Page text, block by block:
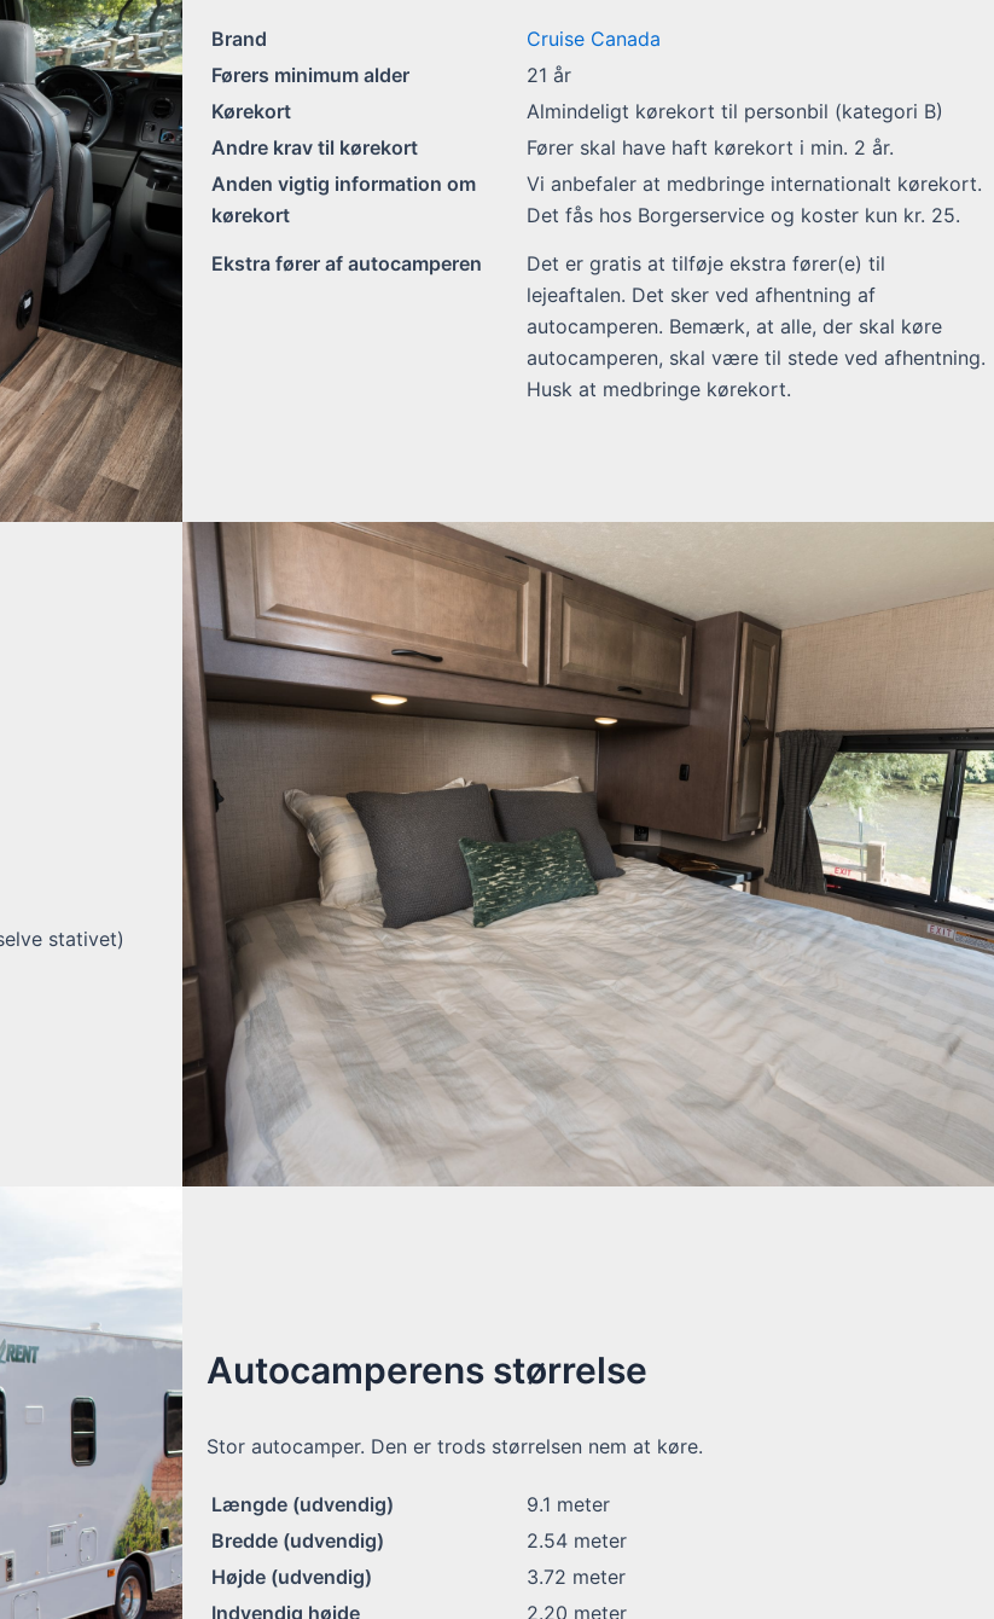
Brand
Cruise Canada
Førers minimum alder
21 år
Kørekort
Almindeligt kørekort til personbil (kategori B)
Andre krav til kørekort
Fører skal have haft kørekort i min. 2 år.
Anden vigtig information om
kørekort
Vi anbefaler at medbringe internationalt kørekort.
Det fås hos Borgerservice og koster kun kr. 25.
Ekstra fører af autocamperen
Det er gratis at tilføje ekstra fører(e) til
lejeaftalen. Det sker ved afhentning af
autocamperen. Bemærk, at alle, der skal køre
autocamperen, skal være til stede ved afhentning.
Husk at medbringe kørekort.
stativet)
Autocamperens størrelse
Stor autocamper. Den er trods størrelsen nem at køre.
Længde (udvendig) 9.1 meter
Bredde (udvendig)
2.54 meter
Højde (udvendig)
3.72 meter
Indvendig højde
2.20 meter